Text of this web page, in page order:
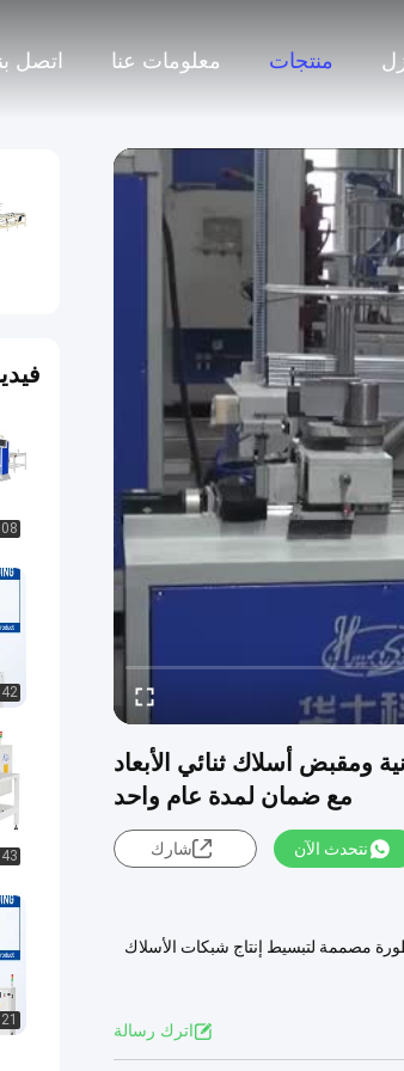
منتجات معلومات عنا اتصل
الأوتوماتيكية بسرعة أسلاك قصوى تبلغ 200 مم/ثانية ومقبض أسلاك ثنائي الأبعاد
مع ضمان لمدة عام واحد
نتحدث الآن شارك
صناعية متطورة مصممة لتبسيط إنتاج شبكات الأسلاك
اترك رسالة